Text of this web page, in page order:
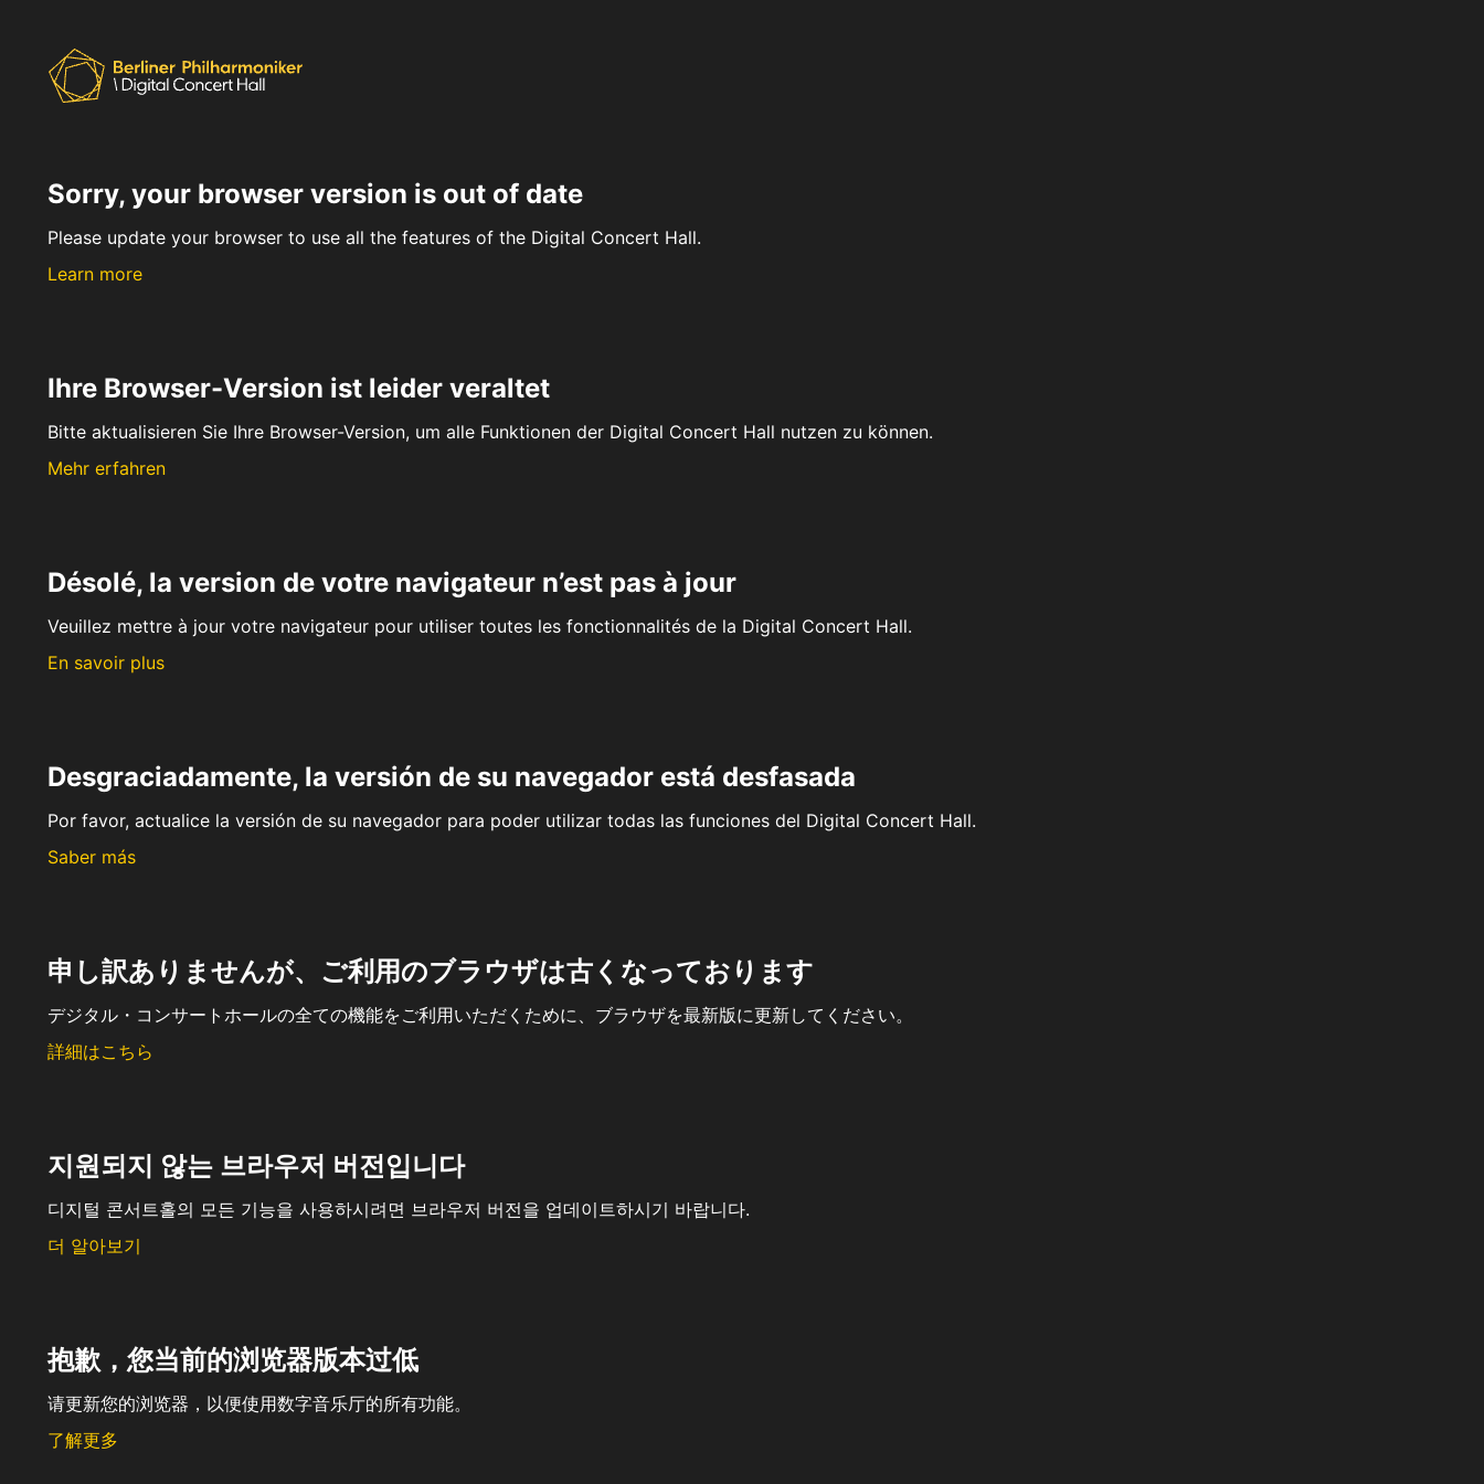
Sorry, your browser version is out of date
Please update your browser to use all the features of the Digital Concert Hall.
Learn more
Ihre Browser-Version ist leider veraltet
Bitte aktualisieren Sie Ihre Browser-Version, um alle Funktionen der Digital Concert Hall nutzen zu können.
Mehr erfahren
Désolé, la version de votre navigateur n’est pas à jour
Veuillez mettre à jour votre navigateur pour utiliser toutes les fonctionnalités de la Digital Concert Hall.
En savoir plus
Desgraciadamente, la versión de su navegador está desfasada
Por favor, actualice la versión de su navegador para poder utilizar todas las funciones del Digital Concert Hall.
Saber más
申し訳ありませんが、ご利用のブラウザは古くなっております
デジタル・コンサートホールの全ての機能をご利用いただくために、ブラウザを最新版に更新してください。
詳細はこちら
지원되지 않는 브라우저 버전입니다
디지털 콘서트홀의 모든 기능을 사용하시려면 브라우저 버전을 업데이트하시기 바랍니다.
더 알아보기
抱歉，您当前的浏览器版本过低
请更新您的浏览器，以便使用数字音乐厅的所有功能。
了解更多